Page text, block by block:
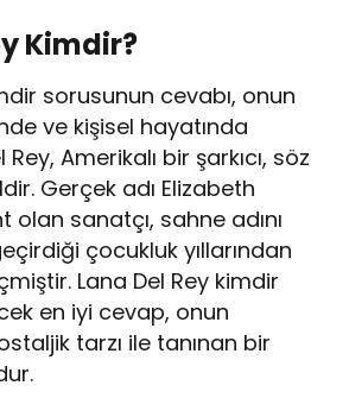
Kimdir?
sorusunun cevabı, onun
ve kişisel hayatında
Rey, Amerikalı bir şarkıcı, söz
Gerçek adı Elizabeth
sanatçı, sahne adını
çocukluk yıllarından
Lana Del Rey kimdir
en iyi cevap, onun
tarzı ile tanınan bir